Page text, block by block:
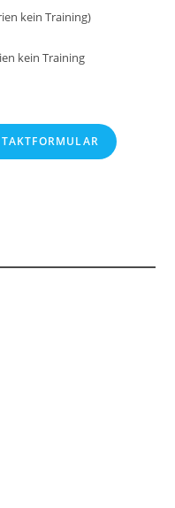
kein Training)
kein Training